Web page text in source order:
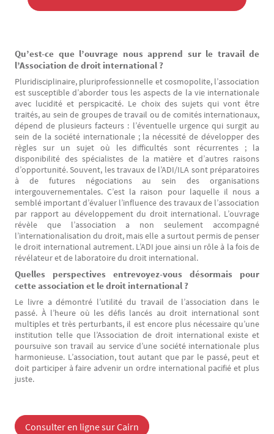
Qu’est-ce que l’ouvrage nous apprend sur le travail de
l’Association de droit international ?
Pluridisciplinaire, pluriprofessionnelle et cosmopolite, l’association
est susceptible d’aborder tous les aspects de la vie internationale
avec lucidité et perspicacité. Le choix des sujets qui vont être
traités, au sein de groupes de travail ou de comités internationaux,
dépend de plusieurs facteurs : l’éventuelle urgence qui surgit au
sein de la société internationale ; la nécessité de développer des
règles sur un sujet où les difficultés sont récurrentes ; la
disponibilité des spécialistes de la matière et d’autres raisons
d’opportunité. Souvent, les travaux de l’ADI/ILA sont préparatoires
à de futures négociations au sein des organisations
intergouvernementales. C’est la raison pour laquelle il nous a
semblé important d’évaluer l’influence des travaux de l’association
par rapport au développement du droit international. L’ouvrage
révèle que l’association a non seulement accompagné
l’internationalisation du droit, mais elle a surtout permis de penser
le droit international autrement. L’ADI joue ainsi un rôle à la fois de
révélateur et de laboratoire du droit international.
Quelles perspectives entrevoyez-vous désormais pour
cette association et le droit international ?
Le livre a démontré l’utilité du travail de l’association dans le
passé. À l’heure où les défis lancés au droit international sont
multiples et très perturbants, il est encore plus nécessaire qu’une
institution telle que l’Association de droit international existe et
poursuive son travail au service d’une société internationale plus
harmonieuse. L’association, tout autant que par le passé, peut et
doit participer à faire advenir un ordre international pacifié et plus
juste.
Consulter en ligne sur Cairn